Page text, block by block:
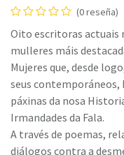
(0 reseña)
Oito escritoras actuais
mulleres máis
Mujeres que, desde
seus contemporáneos,
páxinas da nosa
Irmandades da Fala.
A través de poemas,
diálogos contra a